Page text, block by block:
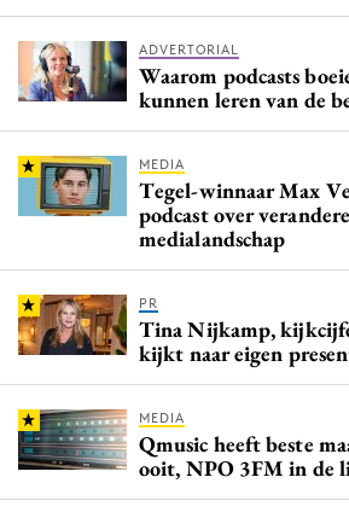
ADVERTORIAL
Waarom podcasts
kunnen leren van de
MEDIA
Tegel-winnaar Max
podcast over
medialandschap
PR
Tina Nijkamp,
kijkt naar eigen
MEDIA
Qmusic heeft beste
ooit, NPO 3FM in de